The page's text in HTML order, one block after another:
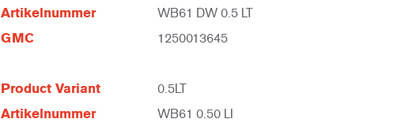
Artikelnummer WB61 DW 0.5 LT
GMC 1250013645
Product Variant 0.5LT
Artikelnummer WB61 0.50 LI